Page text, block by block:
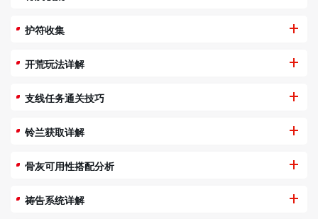
护符收集
开荒玩法详解
支线任务通关技巧
铃兰获取详解
骨灰可用性搭配分析
祷告系统详解